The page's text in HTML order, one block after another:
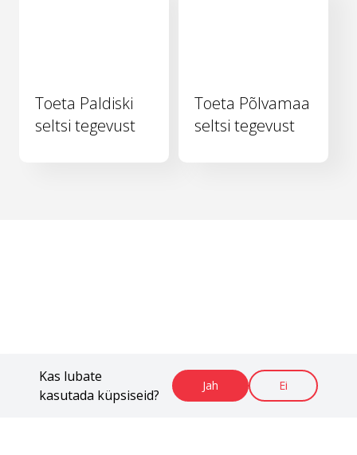
Kas lubate
kasutada küpsiseid?
Jah Ei
Toeta Paldiski
seltsi tegevust
Toeta Põlvamaa
seltsi tegevust